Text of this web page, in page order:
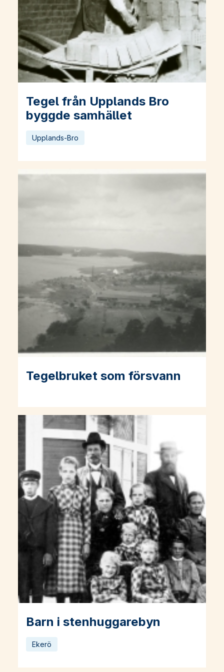
Tegel från Upplands Bro
byggde samhället
Läs mer om Tegel från Upplands Bro byggde samhället
Upplands-Bro
Tegelbruket som försvann
Läs mer om Tegelbruket som försvann
Barn i stenhuggarebyn
Läs mer om Barn i stenhuggarebyn
Ekerö